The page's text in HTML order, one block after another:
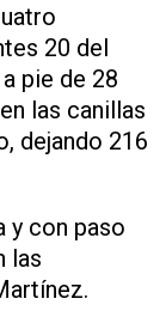
20 del
pie de 28
las canillas
dejando 216
y con paso
las